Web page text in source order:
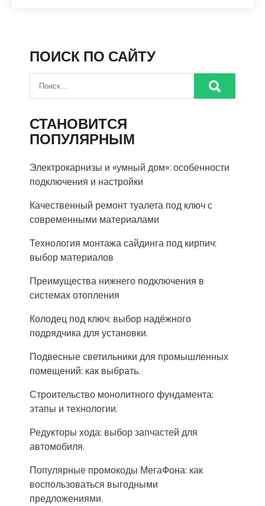
ПОИСК ПО САЙТУ
СТАНОВИТСЯ
ПОПУЛЯРНЫМ
Электрокарнизы и «умный дом»: особенности
подключения и настройки
Качественный ремонт туалета под ключ с
современными материалами
Технология монтажа сайдинга под кирпич:
выбор материалов
Преимущества нижнего подключения в
системах отопления
Колодец под ключ: выбор надёжного
подрядчика для установки.
Подвесные светильники для промышленных
помещений: как выбрать.
Строительство монолитного фундамента:
этапы и технологии.
Редукторы хода: выбор запчастей для
автомобиля.
Популярные промокоды МегаФона: как
воспользоваться выгодными
предложениями.